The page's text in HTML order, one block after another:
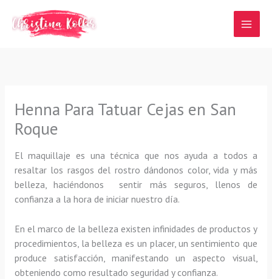
contenido
Henna Para Tatuar Cejas en San
Roque
El maquillaje es una técnica que nos ayuda a todos a
resaltar los rasgos del rostro dándonos color, vida y más
belleza, haciéndonos sentir más seguros, llenos de
confianza a la hora de iniciar nuestro día.
En el marco de la belleza existen infinidades de productos y
procedimientos, la belleza es un placer, un sentimiento que
produce satisfacción, manifestando un aspecto visual,
obteniendo como resultado seguridad y confianza.